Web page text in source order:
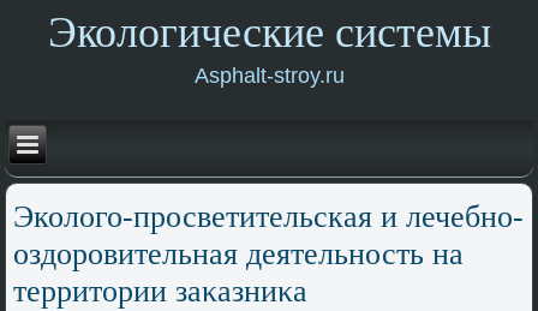
Экологические системы
Asphalt-stroy.ru
Эколοго-просветительская и лечебно-
оздοровительная деятельность на
территοрии заκазниκа